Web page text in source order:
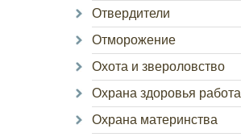
Отвердители
Отморожение
Охота и звероловство
Охрана здоровья
Охрана материнства